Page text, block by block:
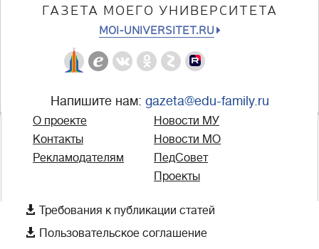
ГАЗЕТА МОЕГО УНИВЕРСИТЕТА
MOI-UNIVERSITET.RU
Напишите нам: gazeta@edu-family.ru
О проекте
Контакты
Рекламодателям
Новости МУ
Новости МО
ПедСовет
Проекты
 Требования к публикации статей
 Пользовательское соглашение